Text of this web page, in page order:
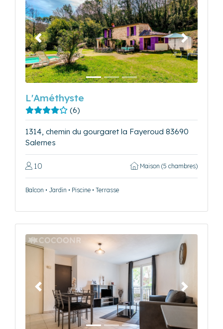
Précédent Suivant
L'Améthyste
(6)
1314, chemin du gourgaret la Fayeroud 83690
Salernes
10 Maison (5 chambres)
Balcon • Jardin • Piscine • Terrasse
Précédent Suivant